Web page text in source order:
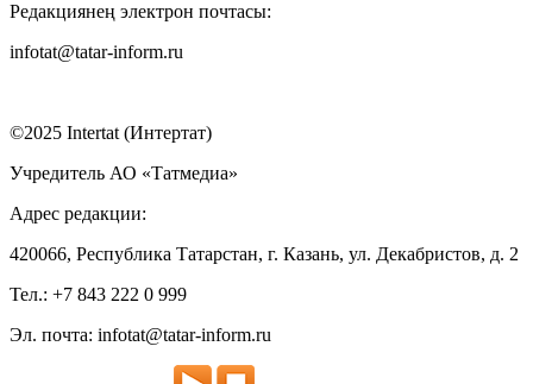
Редакциянең электрон почтасы:
infotat@tatar-inform.ru
©2025 Intertat (Интертат)
Учредитель АО «Татмедиа»
Адрес редакции:
420066, Республика Татарстан, г. Казань, ул. Декабристов, д. 2
Тел.: +7 843 222 0 999
Эл. почта: infotat@tatar-inform.ru